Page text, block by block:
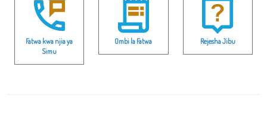
Fatwa kwa njia ya
Simu
Ombi la Fatwa Rejesha Jibu